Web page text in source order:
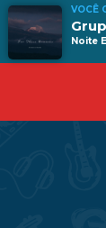
VOCÊ
Noite